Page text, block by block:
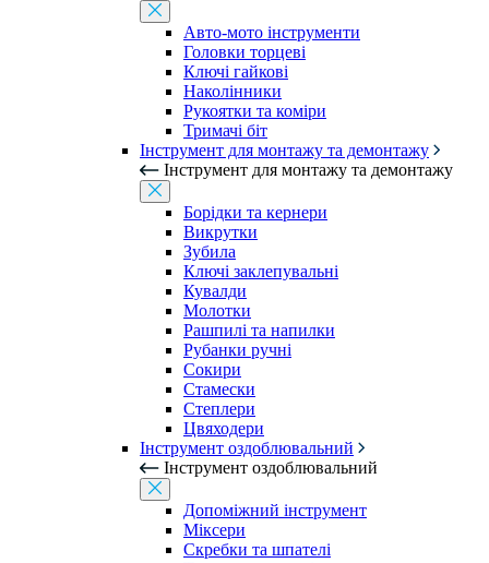
Авто-мото інструменти
Головки торцеві
Ключі гайкові
Наколінники
Рукоятки та коміри
Тримачі біт
Інструмент для монтажу та демонтажу
Інструмент для монтажу та демонтажу
Борідки та кернери
Викрутки
Зубила
Ключі заклепувальні
Кувалди
Молотки
Рашпилі та напилки
Рубанки ручні
Сокири
Стамески
Степлери
Цвяходери
Інструмент оздоблювальний
Інструмент оздоблювальний
Допоміжний інструмент
Міксери
Скребки та шпателі